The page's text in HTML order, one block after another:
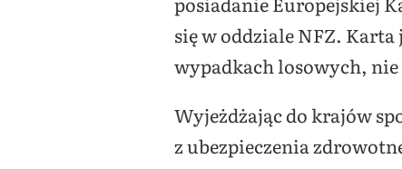
się w oddziale NFZ. Karta
wypadkach losowych,
Wyjeżdżając do krajów
z ubezpieczenia